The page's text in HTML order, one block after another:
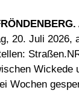
20. Juli 2026,
Wickede
Wochen